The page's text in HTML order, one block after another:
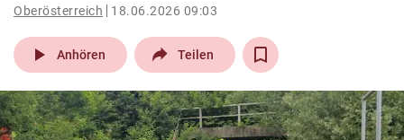
pin_drop
Wien arrow_right
bookmark
Oberösterreich 18.06.2026 09:03
play_arrow Anhören Teilen